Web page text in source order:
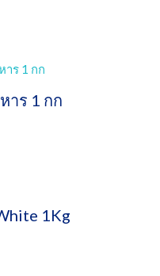
าร 1 กก
1Kg